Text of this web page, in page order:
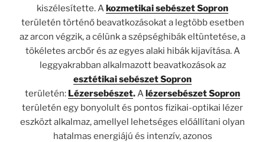
kiszélesítette. Akozmetikai sebészet Sopron
területén történő beavatkozásokat a legtöbb esetben
az arcon végzik, a célünk a szépséghibák eltüntetése, a
tökéletes arcbőr és az egyes alaki hibák kijavítása. A
leggyakrabban alkalmazott beavatkozások az
esztétikai sebészet Sopron
területén: Lézersebészet.Alézersebészet Sopron
területén egy bonyolult és pontos fizikai-optikai lézer
eszközt alkalmaz, amellyel lehetséges előállítani olyan
hatalmas energiájú és intenzív, azonos